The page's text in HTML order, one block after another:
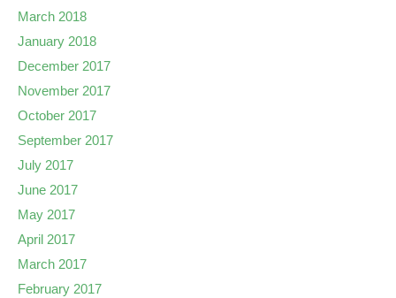
March 2018
January 2018
December 2017
November 2017
October 2017
September 2017
July 2017
June 2017
May 2017
April 2017
March 2017
February 2017